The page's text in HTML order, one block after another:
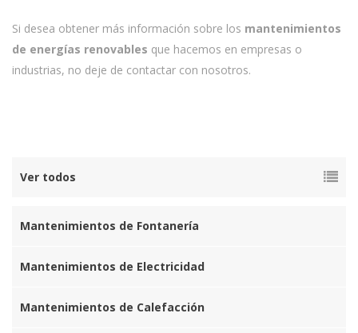
Si desea obtener más información sobre los mantenimientos
de energías renovables que hacemos en empresas o
industrias, no deje de contactar con nosotros.
Ver todos
Mantenimientos de Fontanería
Mantenimientos de Electricidad
Mantenimientos de Calefacción